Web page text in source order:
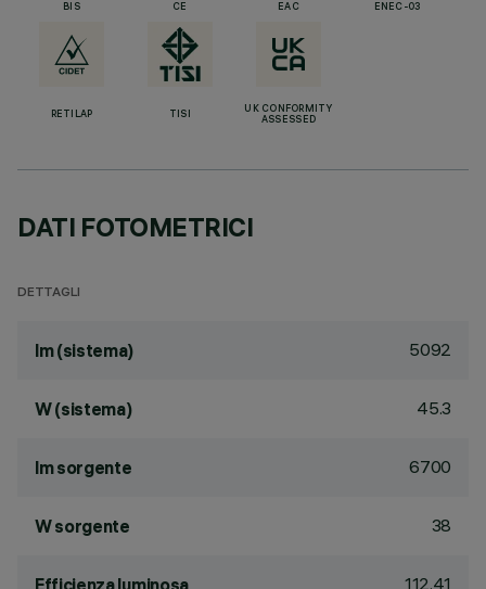
BIS CE EAC ENEC-03
RETILAP TISI
UK CONFORMITY
ASSESSED
DATI FOTOMETRICI
DETTAGLI
lm (sistema) 5092
W (sistema) 45.3
lm sorgente 6700
W sorgente 38
Efficienza luminosa 112.41